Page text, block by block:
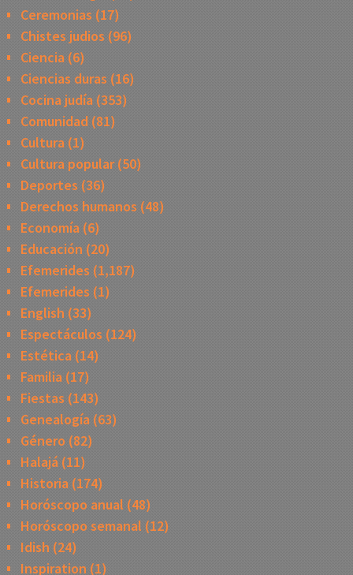
Ceremonias (17)
Chistes judios (96)
Ciencia(6)
Ciencias duras (16)
Cocina judía(353)
Comunidad(81)
Cultura(1)
Cultura popular(50)
Deportes (36)
Derechos humanos (48)
Economía(6)
Educación (20)
Efemerides (1,187)
Efemerides (1)
English (33)
Espectáculos (124)
Estética(14)
Familia(17)
Fiestas (143)
Genealogía(63)
Género (82)
Halajá(11)
Historia(174)
Horóscopo anual (48)
Horóscopo semanal (12)
Idish (24)
Inspiration (1)